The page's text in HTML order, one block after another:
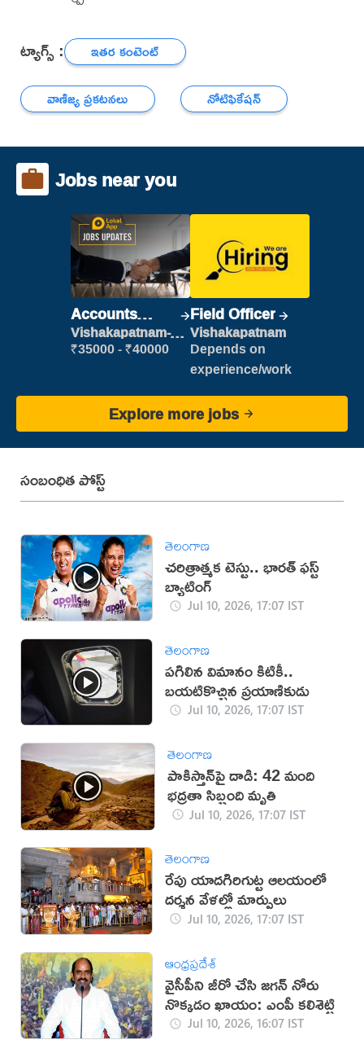
ట్యాగ్స్ :
ఇతర కంటెంట్
వాణిజ్య ప్రకటనలు
నోటిఫికేషన్
Jobs near you
Accounts
Clerk
Vishakapatnam-
new
₹35000 - ₹40000
Field Officer
Vishakapatnam
Depends on
experience/work
Explore more jobs
సంబంధిత పోస్ట్
తెలంగాణ
చరిత్రాత్మక టెస్టు.. భారత్‌ ఫస్ట్‌
బ్యాటింగ్‌
Jul 10, 2026, 17:07 IST
తెలంగాణ
పగిలిన విమానం కిటికీ..
బయటికొచ్చిన ప్రయాణికుడు
Jul 10, 2026, 17:07 IST
తెలంగాణ
పాకిస్తాన్‌పై దాడి: 42 మంది
భద్రతా సిబ్బంది మృతి
Jul 10, 2026, 17:07 IST
తెలంగాణ
రేపు యాదగిరిగుట్ట ఆలయంలో
దర్శన వేళల్లో మార్పులు
Jul 10, 2026, 17:07 IST
ఆంధ్రప్రదేశ్
వైసీపీని జీరో చేసి జగన్ నోరు
నొక్కడం ఖాయం: ఎంపీ కలిశెట్టి
Jul 10, 2026, 16:07 IST